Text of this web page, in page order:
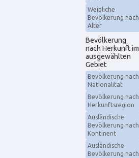
Weibliche
Bevölkerung nach
Alter
Bevölkerung
nach Herkunft im
ausgewählten
Gebiet
Bevölkerung nach
Nationalität
Bevölkerung nach
Herkunftsregion
Ausländische
Bevölkerung nach
Kontinent
Ausländische
Bevölkerung nach